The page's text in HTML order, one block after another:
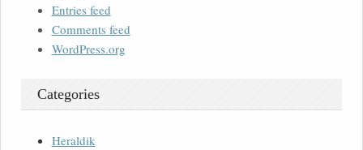
Entries feed
Comments feed
WordPress.org
Categories
Heraldik